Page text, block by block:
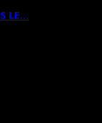
LE…